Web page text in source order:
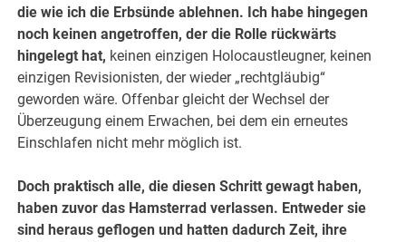
die wie ich die Erbsünde ablehnen. Ich habe hingegen
noch keinen angetroffen, der die Rolle rückwärts
hingelegt hat, keinen einzigen Holocaustleugner, keinen
einzigen Revisionisten, der wieder „rechtgläubig“
geworden wäre. Offenbar gleicht der Wechsel der
Überzeugung einem Erwachen, bei dem ein erneutes
Einschlafen nicht mehr möglich ist.
Doch praktisch alle, die diesen Schritt gewagt haben,
haben zuvor das Hamsterrad verlassen. Entweder sie
sind heraus geflogen und hatten dadurch Zeit, ihre